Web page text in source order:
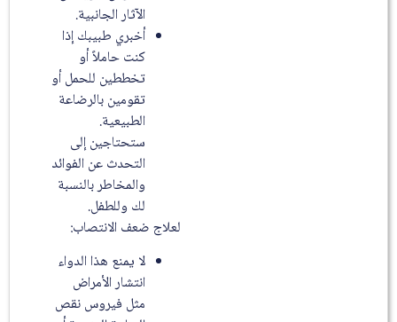
الآثار الجانبية.
أخبري طبيبك إذا
كنت حاملاً أو
تخططين للحمل أو
تقومين بالرضاعة
الطبيعية.
ستحتاجين إلى
التحدث عن الفوائد
والمخاطر بالنسبة
لك وللطفل.
لعلاج ضعف الانتصاب:
لا يمنع هذا الدواء
انتشار الأمراض
مثل فيروس نقص